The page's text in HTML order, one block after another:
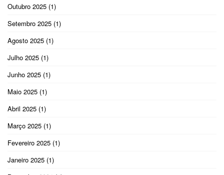
Outubro 2025 (1)
Setembro 2025 (1)
Agosto 2025 (1)
Julho 2025 (1)
Junho 2025 (1)
Maio 2025 (1)
Abril 2025 (1)
Março 2025 (1)
Fevereiro 2025 (1)
Janeiro 2025 (1)